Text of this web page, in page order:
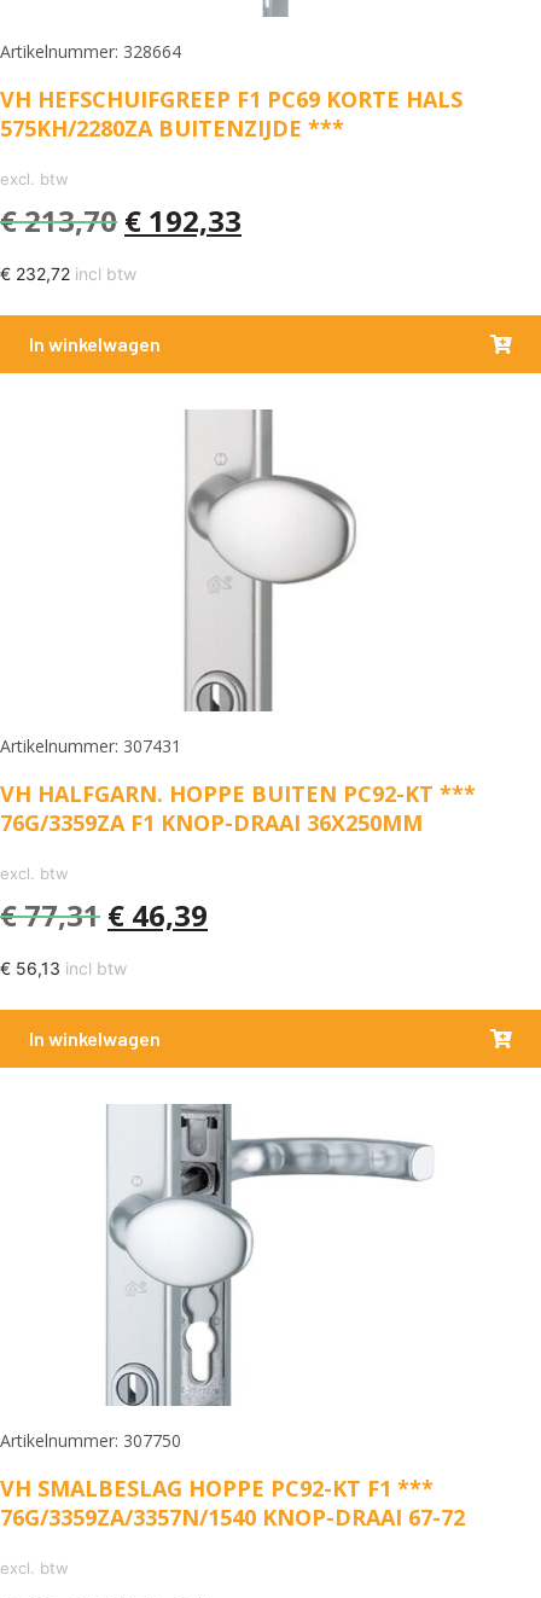
Artikelnummer: 328664
VH HEFSCHUIFGREEP F1 PC69 KORTE HALS
575KH/2280ZA BUITENZIJDE ***
excl. btw
€213,70 € 192,33
€ 232,72 incl btw
In winkelwagen
Artikelnummer: 307431
VH HALFGARN. HOPPE BUITEN PC92-KT ***
76G/3359ZA F1 KNOP-DRAAI 36X250MM
excl. btw
€77,31 € 46,39
€ 56,13 incl btw
In winkelwagen
Artikelnummer: 307750
VH SMALBESLAG HOPPE PC92-KT F1 ***
76G/3359ZA/3357N/1540 KNOP-DRAAI 67-72
excl. btw